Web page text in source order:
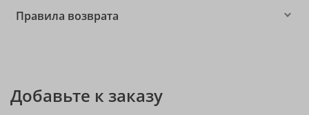
Правила возврата
Добавьте к заказу